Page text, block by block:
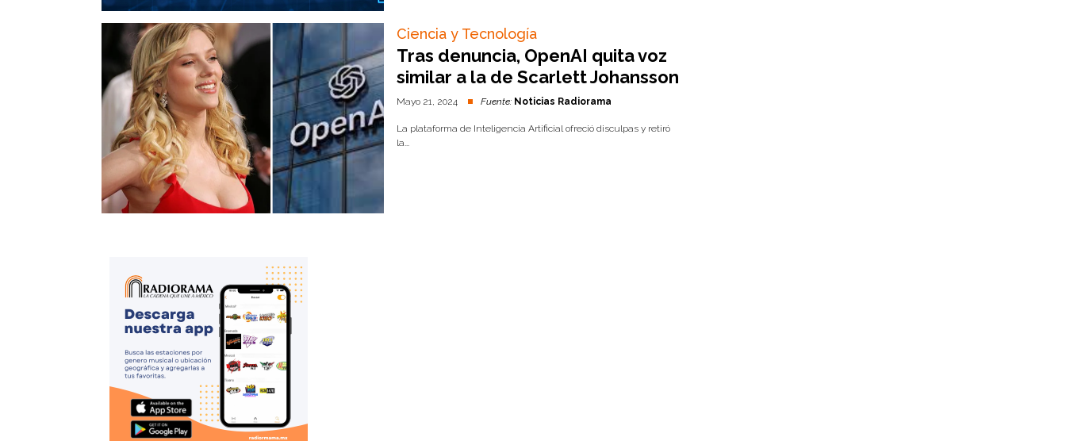
Ciencia y Tecnología
Tras denuncia, OpenAI quita voz
similar a la de Scarlett Johansson
Mayo 21, 2024 Fuente: Noticias Radiorama
La plataforma de Inteligencia Artificial ofreció disculpas y retiró
la...